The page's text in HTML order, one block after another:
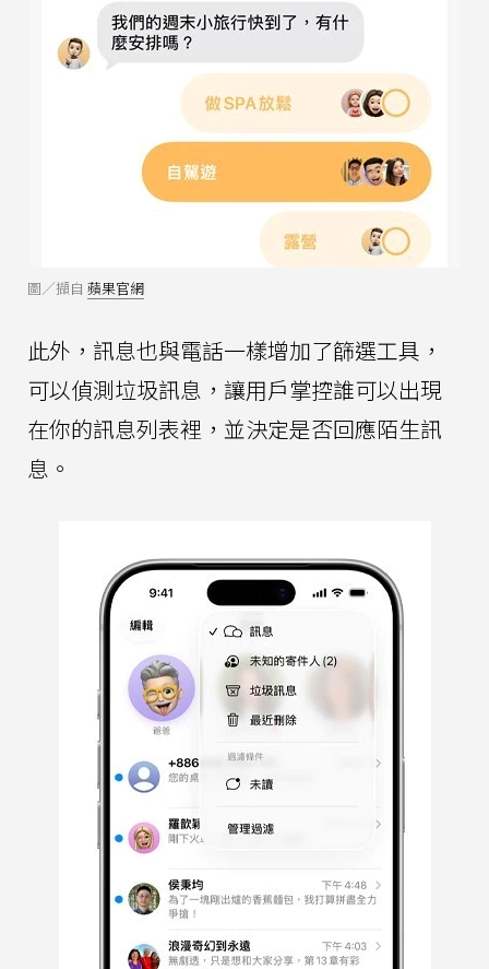
圖／擷自 蘋果官網
此外，訊息也與電話一樣增加了篩選工具，
可以偵測垃圾訊息，讓用戶掌控誰可以出現
在你的訊息列表裡，並決定是否回應陌生訊
息。